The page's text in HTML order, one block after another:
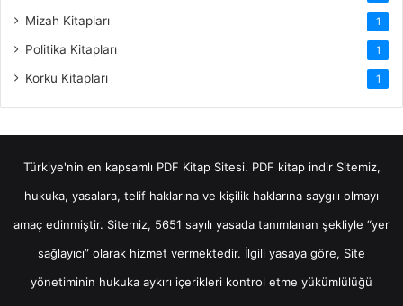
Mizah Kitapları 1
Politika Kitapları 1
Korku Kitapları 1
Türkiye'nin en kapsamlı PDF Kitap Sitesi. PDF kitap indirSitemiz,
hukuka, yasalara, telif haklarına ve kişilik haklarına saygılı olmayı
amaç edinmiştir. Sitemiz, 5651 sayılı yasada tanımlanan şekliyle “yer
sağlayıcı” olarak hizmet vermektedir. İlgili yasaya göre, Site
yönetiminin hukuka aykırı içerikleri kontrol etme yükümlülüğü